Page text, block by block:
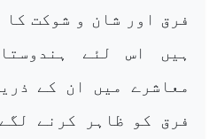
فرق اور شان و شوکت
ہیں اس لئے
معاشرے میں ان کے
فرق کو ظاہر کرنے